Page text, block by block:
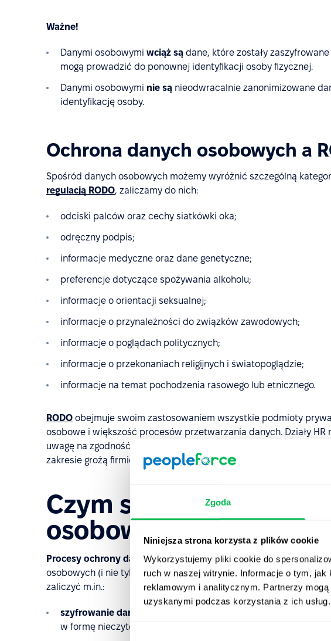
Zgoda
Niniejsza strona korzysta z plików cookie
Wykorzystujemy pliki cookie do
ruch w naszej witrynie. Informacje o tym,
reklamowym i analitycznym. Partnerzy
uzyskanymi podczas korzystania z ich usług.
Ważne!
Danymi osobowymi wciąż są dane, które zostały
mogą prowadzić do ponownej identyfikacji osoby fizycznej.
Danymi osobowymi nie są nieodwracalnie zanonimizowane
identyfikację osoby.
Ochrona danych osobowych a
Spośród danych osobowych możemy wyróżnić szczególną
regulacją RODO, zaliczamy do nich:
odciski palców oraz cechy siatkówki oka;
odręczny podpis;
informacje medyczne oraz dane genetyczne;
preferencje dotyczące spożywania alkoholu;
informacje o orientacji seksualnej;
informacje o przynależności do związków zawodowych;
informacje o poglądach politycznych;
informacje o przekonaniach religijnych i światopoglądzie;
informacje na temat pochodzenia rasowego lub etnicznego.
RODO obejmuje swoim zastosowaniem wszystkie podmioty
osobowe i większość procesów przetwarzania danych. Działy
uwagę na zgodność przetwarzania danych osobowych z
zakresie grożą firmie znaczne kary.
Czym są procesy
osobowych (i nie tylko)
Procesy ochrony danychw firmie to działania zapewniające
osobowych (i nie tylko), które zbiera, przetwarza i przechowuje
zaliczyć m.in.:
szyfrowanie danych
w formę nieczytelną dla osób nieupoważnionych;